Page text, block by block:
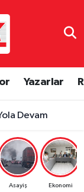
Yazarlar
Devam
Asayiş Ekonomi